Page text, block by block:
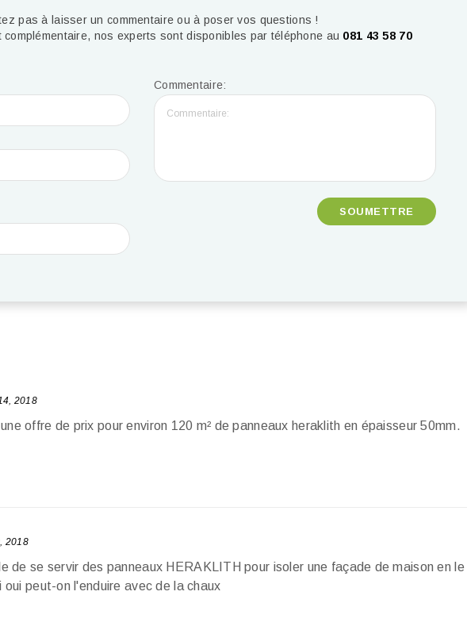
pas à laisser un commentaire ou à poser vos questions !
complémentaire, nos experts sont disponibles par téléphone au 081 43 58 70
Commentaire:
2018
offre de prix pour environ 120 m² de panneaux heraklith en épaisseur 50mm.
2018
de se servir des panneaux HERAKLITH pour isoler une façade de maison en le
oui peut-on l'enduire avec de la chaux